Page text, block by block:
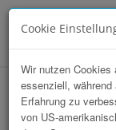
hr-lounge
Cookie
Wir nutzen Cookies
essenziell,
Erfahrung zu
von US-